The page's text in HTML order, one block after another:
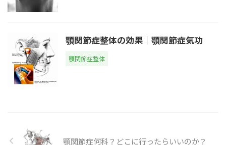
顎関節症整体の効果｜顎関節症気功
顎関節症整体
顎関節症何科？どこに行ったらいいのか？